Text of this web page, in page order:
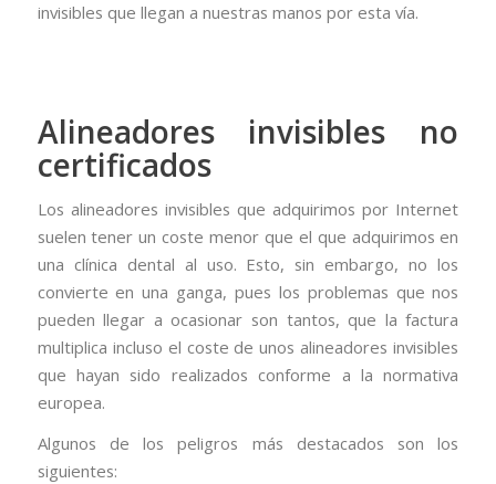
invisibles que llegan a nuestras manos por esta vía.
Alineadores invisibles no
certificados
Los alineadores invisibles que adquirimos por Internet
suelen tener un coste menor que el que adquirimos en
una clínica dental al uso. Esto, sin embargo, no los
convierte en una ganga, pues los problemas que nos
pueden llegar a ocasionar son tantos, que la factura
multiplica incluso el coste de unos alineadores invisibles
que hayan sido realizados conforme a la normativa
europea.
Algunos de los peligros más destacados son los
siguientes: